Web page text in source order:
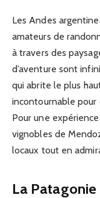
Les Andes
amateurs de
à travers des
d’aventure sont
qui abrite le plus
incontournable pour
Pour une
vignobles de
locaux tout en
La Patagonie